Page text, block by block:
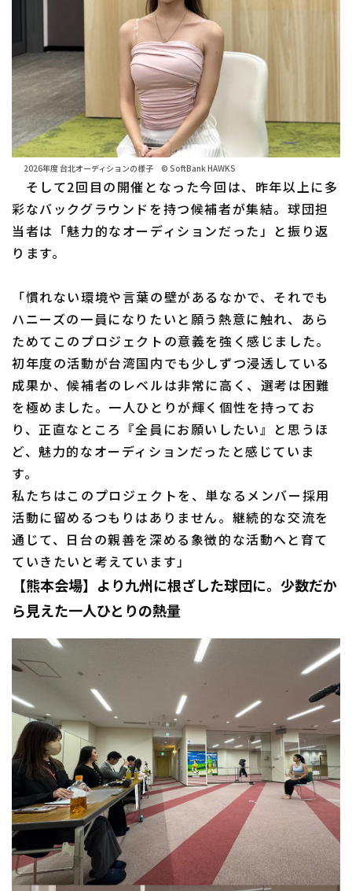
2026年度 台北オーディションの様子 © SoftBank HAWKS
そして2回目の開催となった今回は、昨年以上に多
彩なバックグラウンドを持つ候補者が集結。球団担
当者は「魅力的なオーディションだった」と振り返
ります。
「慣れない環境や言葉の壁があるなかで、それでも
ハニーズの一員になりたいと願う熱意に触れ、あら
ためてこのプロジェクトの意義を強く感じました。
初年度の活動が台湾国内でも少しずつ浸透している
成果か、候補者のレベルは非常に高く、選考は困難
を極めました。一人ひとりが輝く個性を持ってお
り、正直なところ『全員にお願いしたい』と思うほ
ど、魅力的なオーディションだったと感じていま
す。
私たちはこのプロジェクトを、単なるメンバー採用
活動に留めるつもりはありません。継続的な交流を
通じて、日台の親善を深める象徴的な活動へと育て
ていきたいと考えています」
【熊本会場】より九州に根ざした球団に。少数だか
ら見えた一人ひとりの熱量